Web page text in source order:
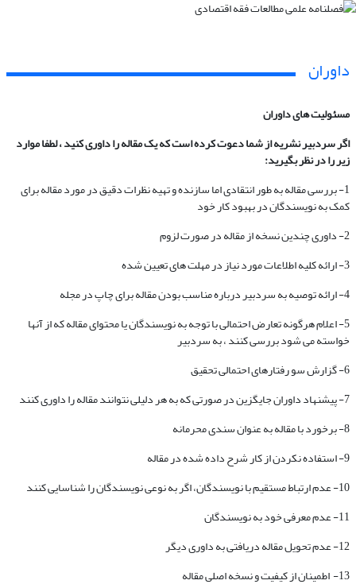
داوران
مسئولیت هایداوران
اگر سردبیر نشریه از شما دعوت کرده است که یک مقاله را داوری کنید ، لطفا موارد
زیر را در نظر بگیرید:
1- بررسی مقاله به طور انتقادی اما سازنده و تهیه نظرات دقیق در مورد مقاله برای
کمک به نویسندگان در بهبود کار خود
2- داوری چندین نسخه از مقاله در صورت لزوم
3- ارائه کلیه اطلاعات مورد نیاز در مهلت های تعیین شده
4- ارائه توصیه به سردبیر درباره مناسب بودن مقاله برای چاپ در مجله
5- اعلام هرگونه تعارض احتمالی با توجه به نویسندگان یا محتوای مقاله که از آنها
خواسته می شود بررسی کنند ، به سردبیر
6- گزارش سو رفتارهای احتمالی تحقیق
7- پیشنهاد داوران جایگزین در صورتی که به هر دلیلی نتوانند مقاله را داوری کنند
8- برخورد با مقاله به عنوان سندی محرمانه
9- استفاده نکردن از کار شرح داده شده در مقاله
10- عدم ارتباط مستقیم با نویسندگان، اگر به نوعی نویسندگان را شناسایی کنند
11- عدم معرفی خود به نویسندگان
12- عدم تحویل مقاله دریافتی به داوری دیگر
13- اطمینان از کیفیت و نسخه اصلی مقاله